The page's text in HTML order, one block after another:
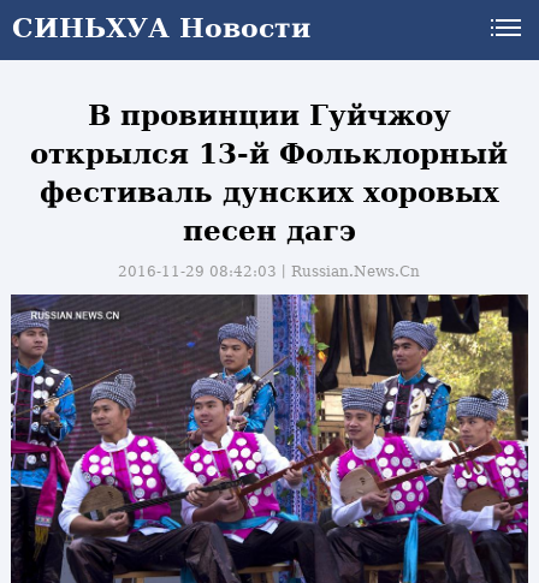
СИНЬХУА Новости
В провинции Гуйчжоу
открылся 13-й Фольклорный
фестиваль дунских хоровых
песен дагэ
2016-11-29 08:42:03丨Russian.News.Cn